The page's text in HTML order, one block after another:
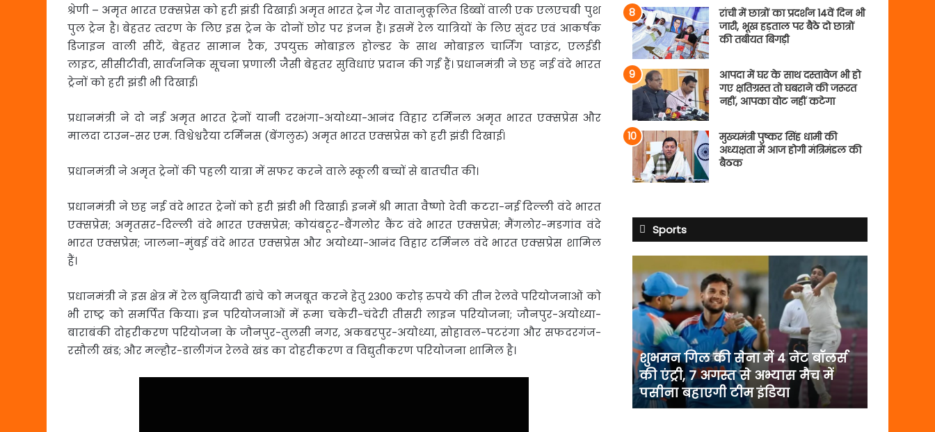
श्रेणी – अमृत भारत एक्सप्रेस को हरी झंडी दिखाई। अमृत ​​भारत ट्रेन गैर वातानुकूलित डिब्बों वाली एक एलएचबी पुश
पुल ट्रेन है। बेहतर त्वरण के लिए इस ट्रेन के दोनों छोर पर इंजन हैं। इसमें रेल यात्रियों के लिए सुंदर एवं आकर्षक
डिजाइन वाली सीटें, बेहतर सामान रैक, उपयुक्त मोबाइल होल्डर के साथ मोबाइल चार्जिंग प्वाइंट, एलईडी
लाइट, सीसीटीवी, सार्वजनिक सूचना प्रणाली जैसी बेहतर सुविधाएं प्रदान की गईं हैं। प्रधानमंत्री ने छह नई वंदे भारत
ट्रेनों को हरी झंडी भी दिखाई।
प्रधानमंत्री ने दो नई अमृत भारत ट्रेनों यानी दरभंगा-अयोध्या-आनंद विहार टर्मिनल अमृत भारत एक्सप्रेस और
मालदा टाउन-सर एम. विश्वेश्वरैया टर्मिनस (बेंगलुरु) अमृत भारत एक्सप्रेस को हरी झंडी दिखाई।
प्रधानमंत्री ने अमृत ट्रेनों की पहली यात्रा में सफर करने वाले स्कूली बच्चों से बातचीत की।
प्रधानमंत्री ने छह नई वंदे भारत ट्रेनों को हरी झंडी भी दिखाई। इनमें श्री माता वैष्णो देवी कटरा-नई दिल्ली वंदे भारत
एक्सप्रेस; अमृतसर-दिल्ली वंदे भारत एक्सप्रेस; कोयंबटूर-बैंगलोर कैंट वंदे भारत एक्सप्रेस; मैंगलोर-मडगांव वंदे
भारत एक्सप्रेस; जालना-मुंबई वंदे भारत एक्सप्रेस और अयोध्या-आनंद विहार टर्मिनल वंदे भारत एक्सप्रेस शामिल
हैं।
प्रधानमंत्री ने इस क्षेत्र में रेल बुनियादी ढांचे को मजबूत करने हेतु 2300 करोड़ रुपये की तीन रेलवे परियोजनाओं को
भी राष्ट्र को समर्पित किया। इन परियोजनाओं में रूमा चकेरी-चंदेरी तीसरी लाइन परियोजना; जौनपुर-अयोध्या-
बाराबंकी दोहरीकरण परियोजना के जौनपुर-तुलसी नगर, अकबरपुर-अयोध्या, सोहावल-पटरंगा और सफदरगंज-
रसौली खंड; और मल्हौर-डालीगंज रेलवे खंड का दोहरीकरण व विद्युतीकरण परियोजना शामिल है।
रांची में छात्रों का प्रदर्शन 14वें दिन भी
जारी, भूख हड़ताल पर बैठे दो छात्रों
की तबीयत बिगड़ी
आपदा में घर के साथ दस्तावेज भी हो
गए क्षतिग्रस्त तो घबराने की जरूरत
नहीं, आपका वोट नहीं कटेगा
मुख्यमंत्री पुष्कर सिंह धामी की
अध्यक्षता में आज होगी मंत्रिमंडल की
बैठक
Sports
गिल
की
सेना
4
नेट
बॉलर्स
की
एंट्री,
7
शुभमन गिल की सेना में 4 नेट बॉलर्स
की एंट्री, 7 अगस्त से अभ्यास मैच में
पसीना बहाएगी टीम इंडिया